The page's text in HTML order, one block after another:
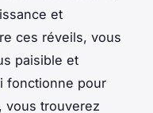
et
ces réveils, vous
paisible et
fonctionne pour
vous trouverez